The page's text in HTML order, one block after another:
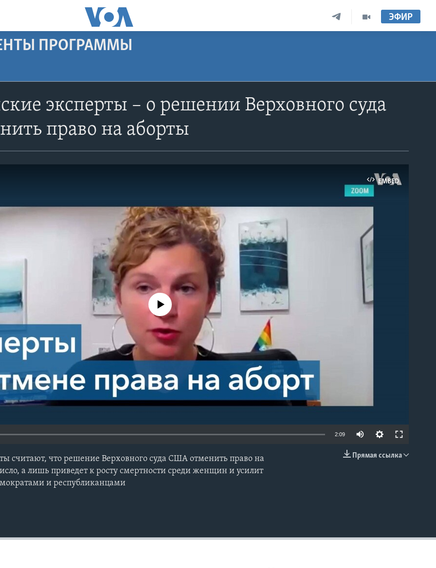
ЭФИР
ПРОГРАММЫ
эксперты – о решении Верховного суда
право на аборты
EMBED
No media source currently available
2:09
Прямая ссылка
считают, что решение Верховного суда США отменить право на
а лишь приведет к росту смертности среди женщин и усилит
и республиканцами